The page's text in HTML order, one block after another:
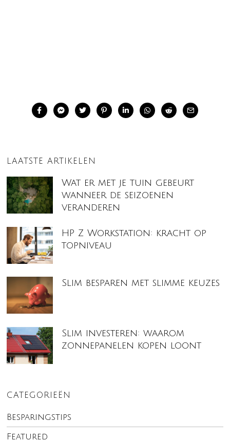
LAATSTE ARTIKELEN
Wat er met je tuin gebeurt
wanneer de seizoenen
veranderen
HP Z Workstation: kracht op
topniveau
Slim besparen met slimme keuzes
Slim investeren: waarom
zonnepanelen kopen loont
CATEGORIEËN
Besparingstips
Featured